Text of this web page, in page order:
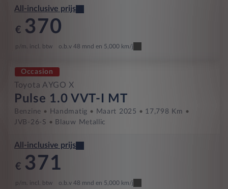
All-inclusive prijs
€ 370
p/m. incl. btw o.b.v 48 mnd en 5,000 km/j
Occasion
Toyota AYGO X
Pulse 1.0 VVT-I MT
Benzine Handmatig Maart 2025
17,798 Km
JVB-26-S
Blauw Metallic
All-inclusive prijs
€ 371
p/m. incl. btw o.b.v 48 mnd en 5,000 km/j